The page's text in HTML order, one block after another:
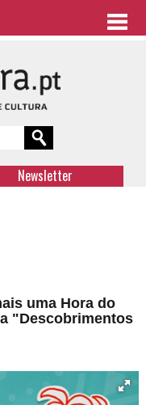
Newsletter
uma Hora do
"Descobrimentos